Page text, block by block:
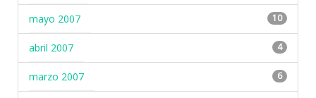
mayo 2007 10
abril 2007 4
marzo 2007 6